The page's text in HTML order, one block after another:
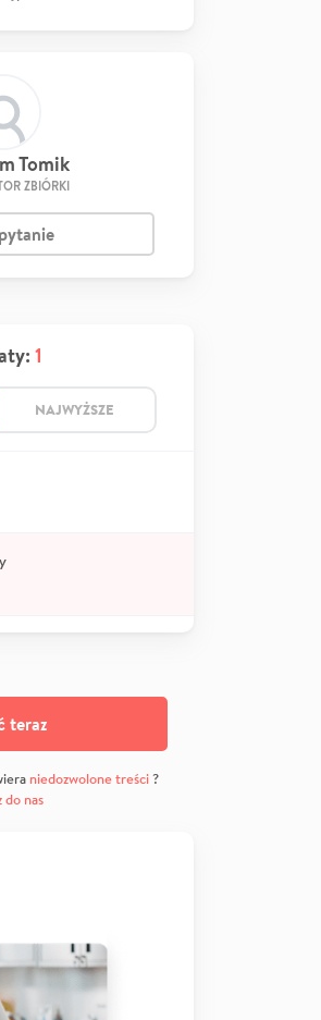
Tomik
ZBIÓRKI
1
NAJWYŻSZE
teraz
niedozwolone treści?
do nas